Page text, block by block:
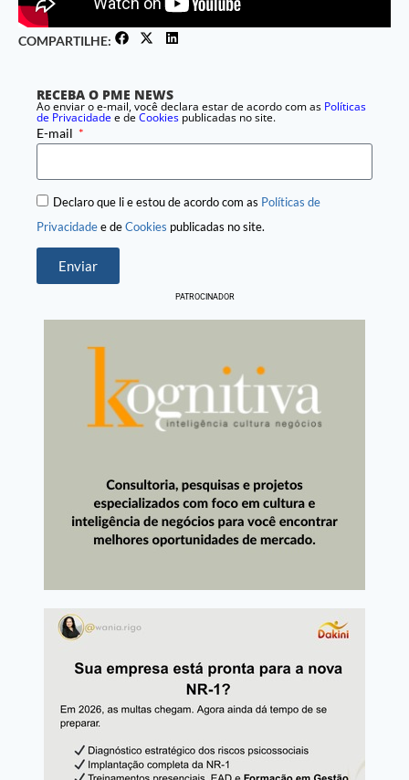
COMPARTILHE:
RECEBA O PME NEWS
Ao enviar o e-mail, você declara estar de acordo com as Políticas
de Privacidadee deCookies publicadas no site.
E-mail
Declaro que li e estou de acordo com as Políticas de
Privacidadee deCookies publicadas no site.
Enviar
PATROCINADOR